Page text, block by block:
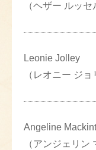
（ヘザー ルッセ
Leonie Jolley
（レオニー ジョ
Angeline
（アンジェリン